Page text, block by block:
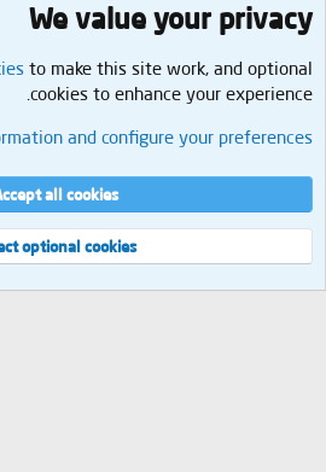
الرئيسية
Cookies
العربية
إتصل بنا
الشروط والقوانين سياسة الخصوصية
مجموع الإستعلامات 13
We value your privacy
to make this site work, and optional
cookies to enhance your experience.
and configure your preferences
all cookies
optional cookies